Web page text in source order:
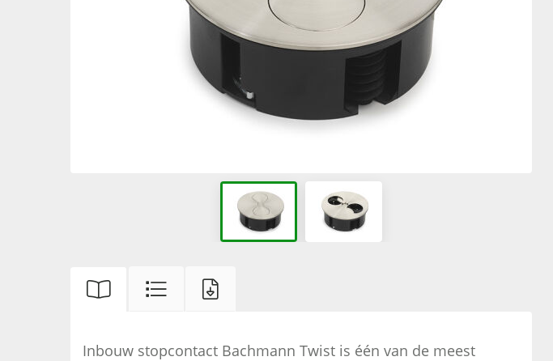
Inbouw stopcontact Bachmann Twist is één van de meest